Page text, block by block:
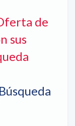
de
sus